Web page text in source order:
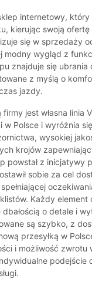
internetowy, który
kierując swoją ofertę
się w sprzedaży
modny wygląd z
znajduje się ubrania
z myślą o
jazdy.
jest własna linia
w Polsce i wyróżnia
wysokiej
krojów
powstał z inicjatywy
sobie za cel
Każdy element
o detale i
są szybko, z
przesyłką w
i możliwość zwrotu
podejście